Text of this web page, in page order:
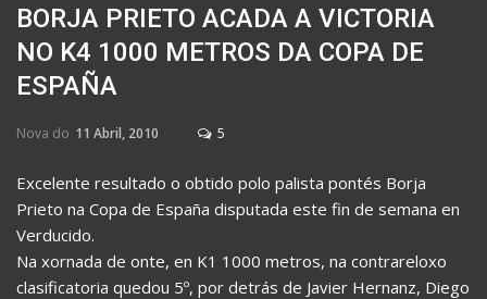
BORJA PRIETO ACADA A VICTORIA
NO K4 1000 METROS DA COPA DE
ESPAÑA
Nova do 11 Abril, 2010 5
Excelente resultado o obtido polo palista pontés Borja
Prieto na Copa de España disputada este fin de semana en
Verducido.
Na xornada de onte, en K1 1000 metros, na contrareloxo
clasificatoria quedou 5º, por detrás de Javier Hernanz, Diego